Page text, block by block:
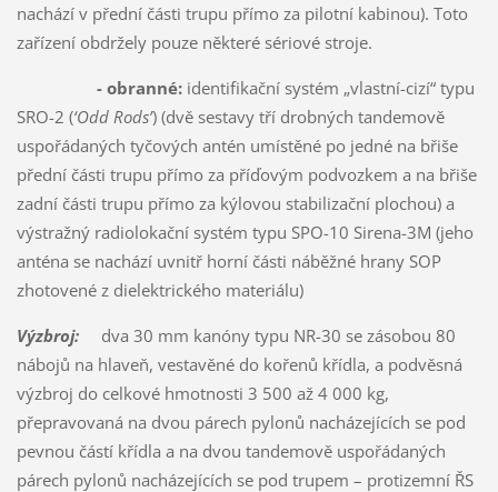
nachází v přední části trupu přímo za pilotní kabinou). Toto
zařízení obdržely pouze některé sériové stroje.
- obranné:identifikační systém „vlastní-cizí“ typu
SRO-2 (‘Odd Rods’) (dvě sestavy tří drobných tandemově
uspořádaných tyčových antén umístěné po jedné na břiše
přední části trupu přímo za příďovým podvozkem a na břiše
zadní části trupu přímo za kýlovou stabilizační plochou) a
výstražný radiolokační systém typu SPO-10 Sirena-3M (jeho
anténa se nachází uvnitř horní části náběžné hrany SOP
zhotovené z dielektrického materiálu)
Výzbroj:dva 30 mm kanóny typu NR-30 se zásobou 80
nábojů na hlaveň, vestavěné do kořenů křídla, a podvěsná
výzbroj do celkové hmotnosti 3 500 až 4 000 kg,
přepravovaná na dvou párech pylonů nacházejících se pod
pevnou částí křídla a na dvou tandemově uspořádaných
párech pylonů nacházejících se pod trupem – protizemní ŘS